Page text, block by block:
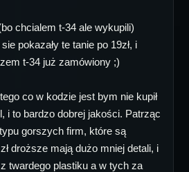
chcialem t-34 ale wykupili)
pokazały te tanie po 19zł, i
t-34 już zamówiony ;)
co w kodzie jest bym nie kupił
i to bardzo dobrej jakości. Patrząc
gorszych firm, które są
droższe mają dużo mniej detali, i
twardego plastiku a w tych za